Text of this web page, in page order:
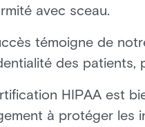
avec sceau.
témoigne de
des patients,
HIPAA est
à protéger les